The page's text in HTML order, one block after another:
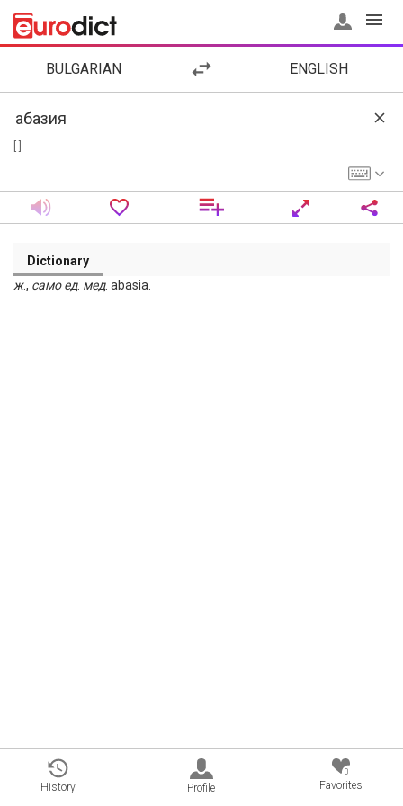
BULGARIAN ENGLISH
Dictionary
ж., само ед. мед. abasia.
History Profile
0
Favorites